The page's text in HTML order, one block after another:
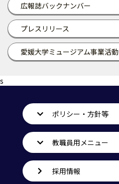
広報誌バックナンバー
プレスリリース
愛媛大学ミュージアム事業活動
s
ポリシー・方針等
教職員用メニュー
採用情報